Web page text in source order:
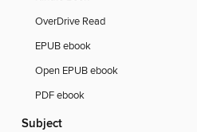
OverDrive Read
EPUB ebook
Open EPUB ebook
PDF ebook
Subject